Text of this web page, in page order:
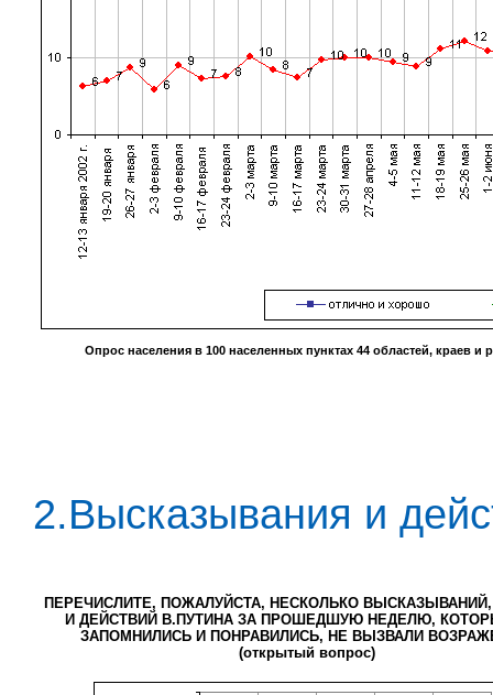
Опрос населения в 100 населенных пунктах 44 областей, краев и
2.Высказывания и
ПЕРЕЧИСЛИТЕ, ПОЖАЛУЙСТА, НЕСКОЛЬКО
И ДЕЙСТВИЙ В.ПУТИНА ЗА ПРОШЕДШУЮ НЕДЕЛЮ,
ЗАПОМНИЛИСЬ И ПОНРАВИЛИСЬ, НЕ ВЫЗВАЛИ
(открытый вопрос)